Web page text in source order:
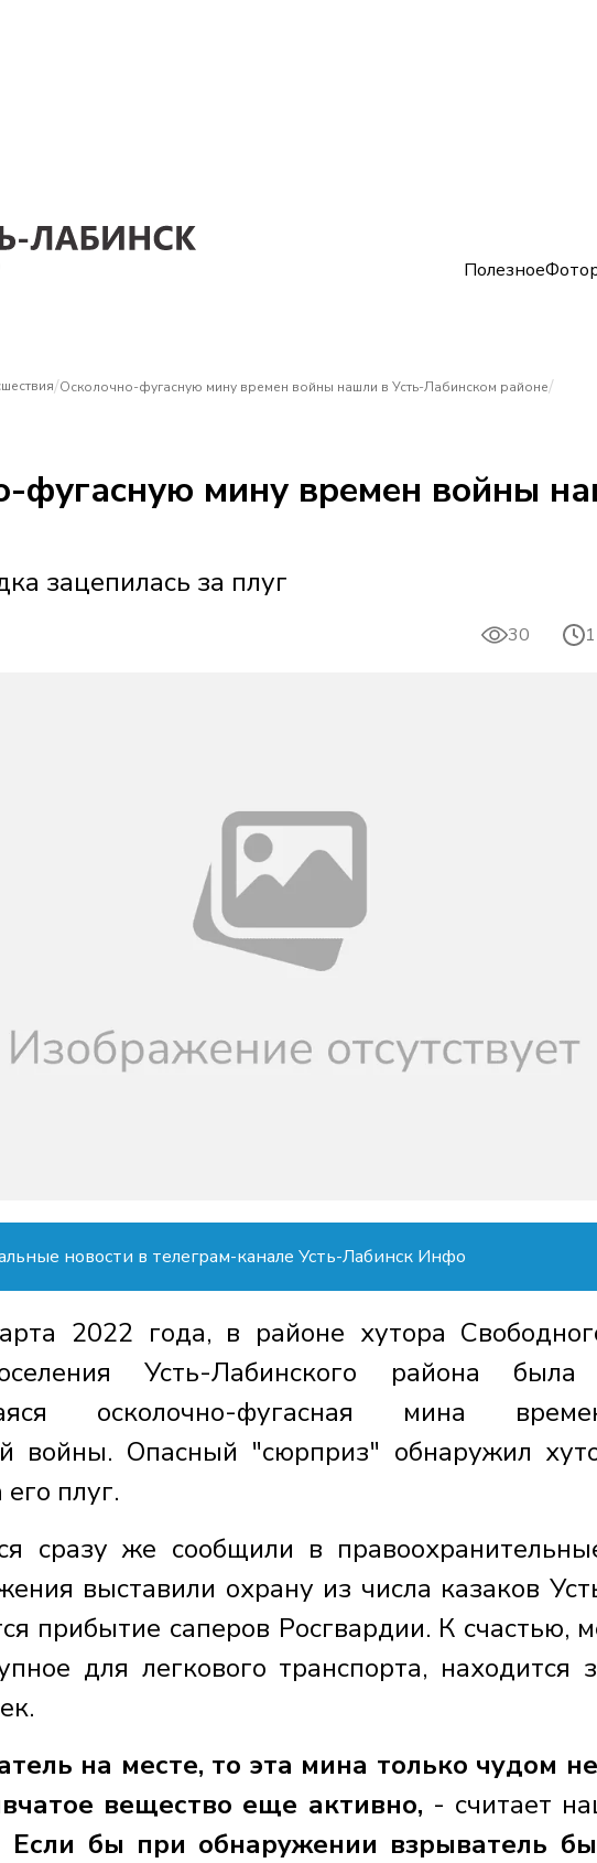
Полезное
/Осколочно-фугасную мину времен войны нашли в Усть-Лабинском районе/
фугасную мину времен войны
зацепилась за плуг
30
новости в телеграм-канале Усть-Лабинск Инфо
2022 года, в районе хутора
Усть-Лабинского района была
осколочно-фугасная мина
войны. Опасный "сюрприз" обнаружил
плуг.
сразу же сообщили в
выставили охрану из числа казаков
прибытие саперов Росгвардии. К счастью,
для легкового транспорта, находится
на месте, то эта мина только чудом
вещество еще активно, - считает
Если бы при обнаружении взрыватель